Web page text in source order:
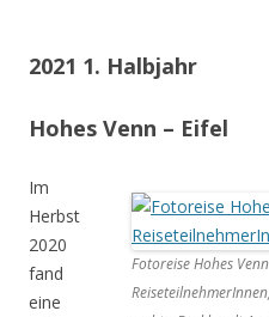
2021 1. Halbjahr
Hohes Venn – Eifel
Fotoreise Hohes
Im
Herbst
2020
fand
eine